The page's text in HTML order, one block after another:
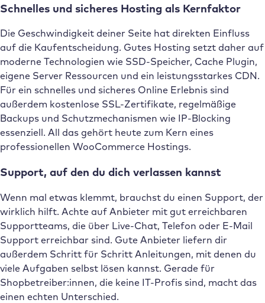
Schnelles und sicheres Hosting als Kernfaktor
Die Geschwindigkeit deiner Seite hat direkten Einfluss
auf die Kaufentscheidung. Gutes Hosting setzt daher auf
moderne Technologien wie SSD-Speicher, Cache Plugin,
eigene Server Ressourcen und ein leistungsstarkes CDN.
Für ein schnelles und sicheres Online Erlebnis sind
außerdem kostenlose SSL-Zertifikate, regelmäßige
Backups und Schutzmechanismen wie IP-Blocking
essenziell. All das gehört heute zum Kern eines
professionellen WooCommerce Hostings.
Support, auf den du dich verlassen kannst
Wenn mal etwas klemmt, brauchst du einen Support, der
wirklich hilft. Achte auf Anbieter mit gut erreichbaren
Supportteams, die über Live-Chat, Telefon oder E-Mail
Support erreichbar sind. Gute Anbieter liefern dir
außerdem Schritt für Schritt Anleitungen, mit denen du
viele Aufgaben selbst lösen kannst. Gerade für
Shopbetreiber:innen, die keine IT-Profis sind, macht das
einen echten Unterschied.